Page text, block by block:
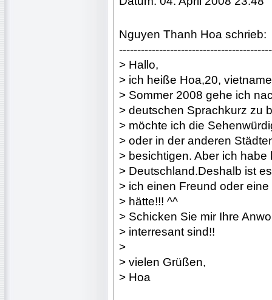
Nguyen Thanh Hoa schrieb:
> Hallo,
> ich heiße Hoa,20,
> Sommer 2008 gehe ich
> deutschen Sprachkurz zu
> möchte ich die
> oder in der anderen
> besichtigen. Aber ich
> Deutschland.Deshalb ist
> ich einen Freund oder
> hätte!!! ^^
> Schicken Sie mir Ihre
> interresant sind!!
>
> vielen Grüßen,
> Hoa